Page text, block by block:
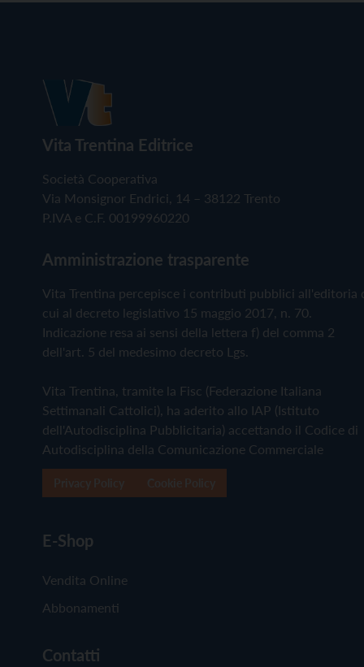
Vita Trentina Editrice
Società Cooperativa
Via Monsignor Endrici, 14 – 38122 Trento
P.IVA e C.F. 00199960220
Amministrazione trasparente
Vita Trentina percepisce i contributi pubblici all'editoria
cui al decreto legislativo 15 maggio 2017, n. 70.
Indicazione resa ai sensi della lettera f) del comma 2
dell'art. 5 del medesimo decreto Lgs.
Vita Trentina, tramite la Fisc (Federazione Italiana
Settimanali Cattolici), ha aderito allo IAP (Istituto
dell'Autodisciplina Pubblicitaria) accettando il Codice di
Autodisciplina della Comunicazione Commerciale
E-Shop
Vendita Online
Abbonamenti
Contatti